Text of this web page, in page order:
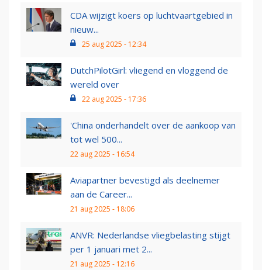
CDA wijzigt koers op luchtvaartgebied in
nieuw...
25 aug 2025 - 12:34
DutchPilotGirl: vliegend en vloggend de
wereld over
22 aug 2025 - 17:36
'China onderhandelt over de aankoop van
tot wel 500...
22 aug 2025 - 16:54
Aviapartner bevestigd als deelnemer
aan de Career...
21 aug 2025 - 18:06
ANVR: Nederlandse vliegbelasting stijgt
per 1 januari met 2...
21 aug 2025 - 12:16